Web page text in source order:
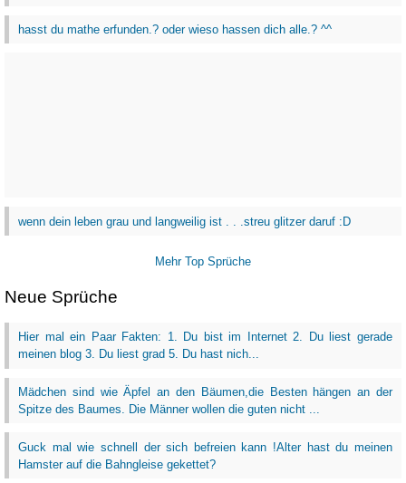
hasst du mathe erfunden.? oder wieso hassen dich alle.? ^^
wenn dein leben grau und langweilig ist . . .streu glitzer daruf :D
Mehr Top Sprüche
Neue Sprüche
Hier mal ein Paar Fakten: 1. Du bist im Internet 2. Du liest gerade
meinen blog 3. Du liest grad 5. Du hast nich...
Mädchen sind wie Äpfel an den Bäumen,die Besten hängen an der
Spitze des Baumes. Die Männer wollen die guten nicht ...
Guck mal wie schnell der sich befreien kann !Alter hast du meinen
Hamster auf die Bahngleise gekettet?